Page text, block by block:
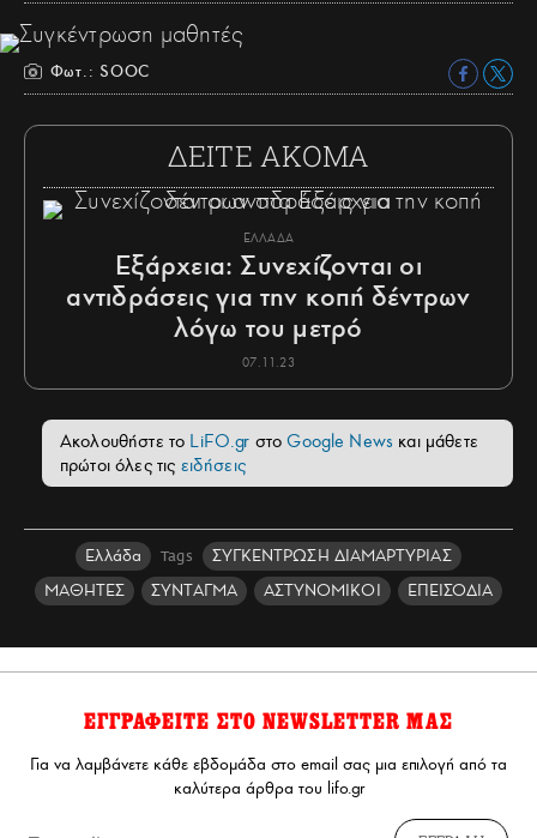
Φωτ.: SOOC
ΔΕΙΤΕ ΑΚΟΜΑ
ΕΛΛΑΔΑ
Εξάρχεια: Συνεχίζονται οι
αντιδράσεις για την κοπή δέντρων
λόγω του μετρό
07.11.23
Ακολουθήστε το LiFO.gr στοGoogle News και μάθετε
πρώτοι όλες τις ειδήσεις
Ελλάδα Tags
ΣΥΓΚΕΝΤΡΩΣΗ ΔΙΑΜΑΡΤΥΡΙΑΣ
ΜΑΘΗΤΕΣ
ΣΥΝΤΑΓΜΑ ΑΣΤΥΝΟΜΙΚΟΙ ΕΠΕΙΣΟΔΙΑ
ΕΓΓΡΑΦΕΙΤΕ ΣΤΟ NEWSLETTER ΜΑΣ
Για να λαμβάνετε κάθε εβδομάδα στο email σας μια επιλογή από τα
καλύτερα άρθρα του lifo.gr